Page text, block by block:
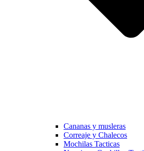
Cananas y musleras
Correaje y Chalecos
Mochilas Tacticas